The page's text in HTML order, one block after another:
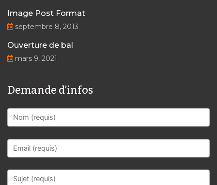
Image Post Format
septembre 8, 2013
Ouverture de bal
mars 9, 2021
Demande d’infos